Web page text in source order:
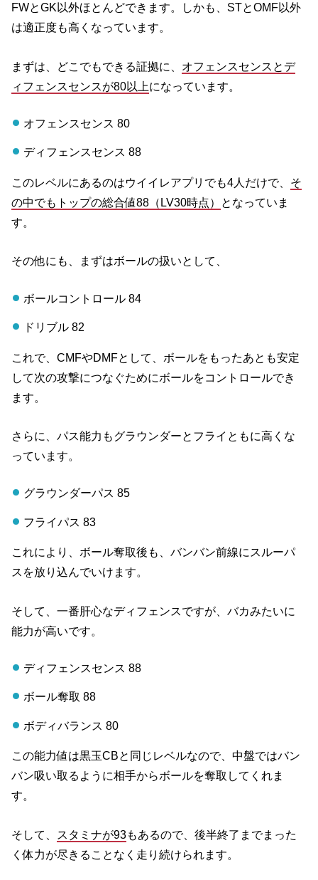
FWとGK以外ほとんどできます。しかも、STとOMF以外
は適正度も高くなっています。
まずは、どこでもできる証拠に、 オフェンスセンスとデ
ィフェンスセンスが80以上になっています。
オフェンスセンス 80
ディフェンスセンス 88
このレベルにあるのはウイイレアプリでも4人だけで、 そ
の中でもトップの総合値88（LV30時点） となっていま
す。
その他にも、まずはボールの扱いとして、
ボールコントロール 84
ドリブル 82
これで、CMFやDMFとして、ボールをもったあとも安定
して次の攻撃につなぐためにボールをコントロールでき
ます。
さらに、パス能力もグラウンダーとフライともに高くな
っています。
グラウンダーパス 85
フライパス 83
これにより、ボール奪取後も、バンバン前線にスルーパ
スを放り込んでいけます。
そして、一番肝心なディフェンスですが、バカみたいに
能力が高いです。
ディフェンスセンス 88
ボール奪取 88
ボディバランス 80
この能力値は黒玉CBと同じレベルなので、中盤ではバン
バン吸い取るように相手からボールを奪取してくれま
す。
そして、 スタミナが93もあるので、後半終了までまった
く体力が尽きることなく走り続けられます。